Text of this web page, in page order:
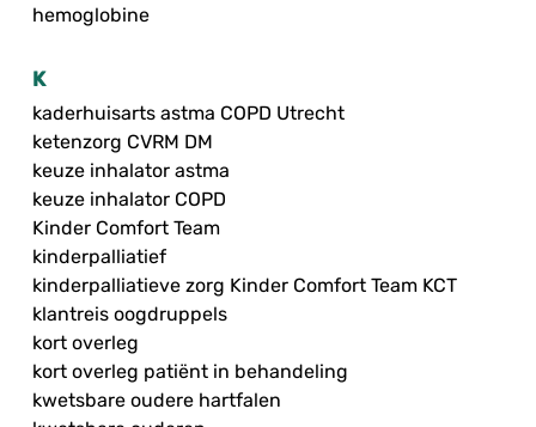
hemoglobine
K
kaderhuisarts astma COPD Utrecht
ketenzorg CVRM DM
keuze inhalator astma
keuze inhalator COPD
Kinder Comfort Team
kinderpalliatief
kinderpalliatieve zorg Kinder Comfort Team KCT
klantreis oogdruppels
kort overleg
kort overleg patiënt in behandeling
kwetsbare oudere hartfalen